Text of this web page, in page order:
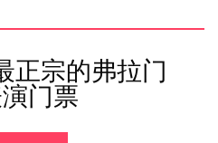
正宗的弗拉门
门票